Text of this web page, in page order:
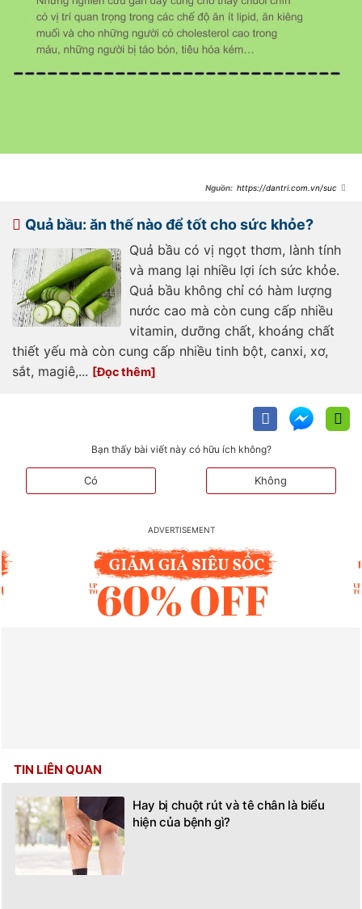
https://dantri.com.vn/suc-
20250314212724004.htm
Quả bầu: ăn thế nào để tốt cho sức khỏe?
Quả bầu có vị ngọt thơm, lành tính
và mang lại nhiều lợi ích sức khỏe.
Quả bầu không chỉ có hàm lượng
nước cao mà còn cung cấp nhiều
vitamin, dưỡng chất, khoáng chất
thiết yếu mà còn cung cấp nhiều tinh bột, canxi, xơ,
sắt, magiê,...
Bạn thấy bài viết này có hữu ích không?
Có Không
TIN LIÊN QUAN
Hay bị chuột rút và tê chân là biểu
hiện của bệnh gì?